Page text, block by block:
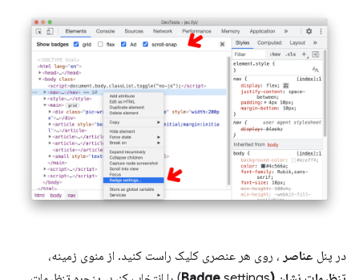
در پنل عناصر ، روی هر عنصری کلیک راست کنید. از منوی زمینه،